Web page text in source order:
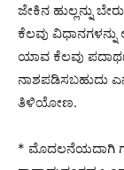
ಜೇಕಿನ ಹುಲ್ಲನ್ನು
ಕೆಲವು
ಯಾವ ಕೆಲವು
ನಾಶಪಡಿಸಬಹುದು
ತಿಳಿಯೋಣ.
* ಮೊದಲನೆಯದಾಗಿ